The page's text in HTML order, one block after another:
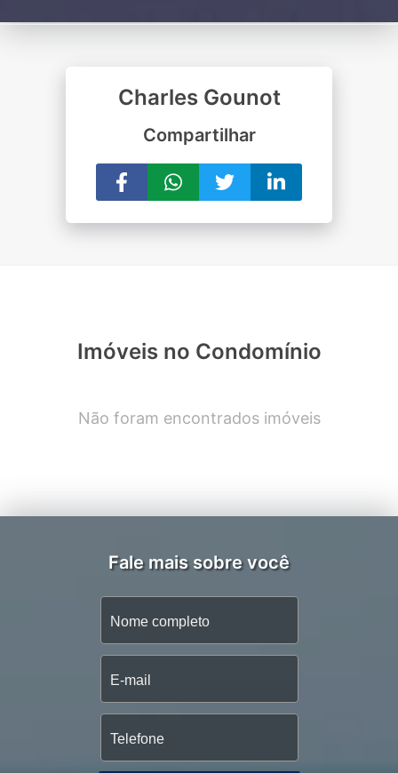
Charles Gounot
Compartilhar
Imóveis no Condomínio
Não foram encontrados imóveis
Fale mais sobre você